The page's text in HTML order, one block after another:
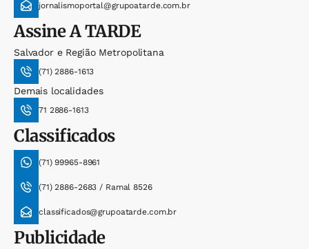
jornalismoportal@grupoatarde.com.br
AssineA TARDE
Salvador e Região Metropolitana
(71) 2886-1613
Demais localidades
71 2886-1613
Classificados
(71) 99965-8961
(71) 2886-2683 / Ramal 8526
classificados@grupoatarde.com.br
Publicidade